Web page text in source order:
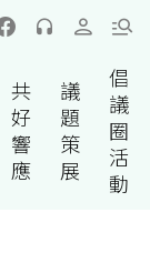
共
好
響
應
議
題
策
展
倡
議
圈
活
動